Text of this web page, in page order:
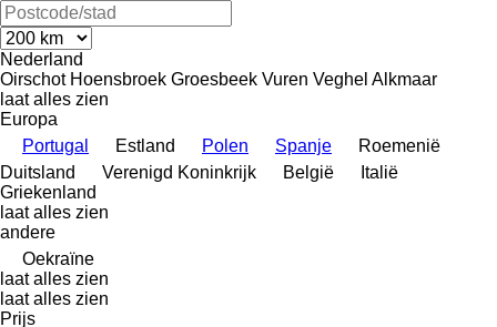
Nederland
Oirschot Hoensbroek Groesbeek Vuren Veghel Alkmaar
laat alles zien
Europa
Portugal
Estland Polen Spanje
Roemenië
Duitsland
Verenigd Koninkrijk België
Italië
Griekenland
laat alles zien
andere
Oekraïne
laat alles zien
laat alles zien
Prijs